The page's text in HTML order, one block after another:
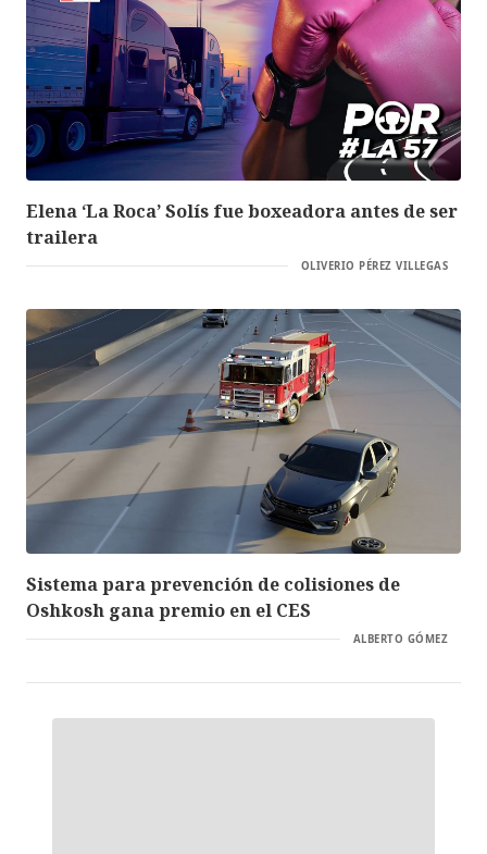
Elena ‘La Roca’ Solís fue boxeadora antes de ser
trailera
OLIVERIO PÉREZ VILLEGAS
Sistema para prevención de colisiones de
Oshkosh gana premio en el CES
ALBERTO GÓMEZ